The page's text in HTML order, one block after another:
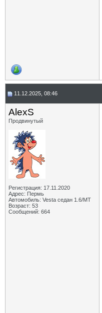
11.12.2025, 08:46
AlexS
Продвинутый
Регистрация: 17.11.2020
Адрес: Пермь
Автомобиль: Vesta седан 1.6/МТ
Возраст: 53
Сообщений: 664